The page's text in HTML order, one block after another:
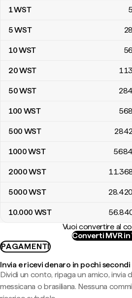
Tabella di conversione da tala samoani
1WST 5
5WST 28
10WST 56
20WST 113
50WST 284
100 WST 568
500 WST
1000WST 5684
2000WST
5000WST
10.000 WST
Vuoi convertire al
Converti MVR in
PAGAMENTI
Invia e ricevi denaro in pochi secondi
Dividi un conto, ripaga un amico, invia
messicana o brasiliana. Nessuna